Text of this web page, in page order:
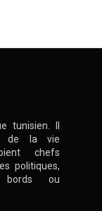
tunisien. Il
de la vie
chefs
politiques,
bords ou